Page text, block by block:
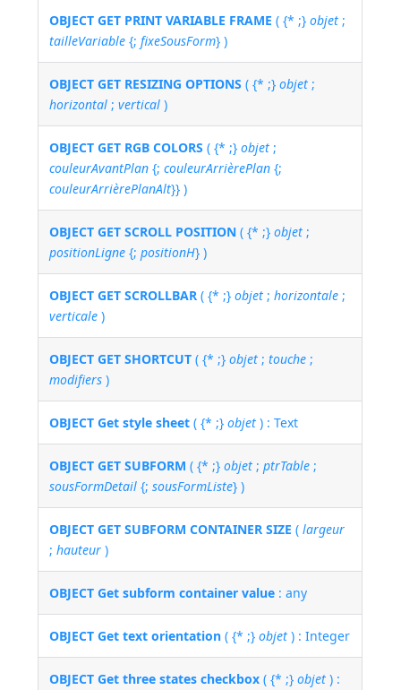
OBJECT GET PRINT VARIABLE FRAME ( {* ;}objet ;
tailleVariable {;fixeSousForm} )
OBJECT GET RESIZING OPTIONS ( {* ;}objet ;
horizontal ;vertical )
OBJECT GET RGB COLORS ( {* ;}objet ;
couleurAvantPlan {;couleurArrièrePlan {;
couleurArrièrePlanAlt}} )
OBJECT GET SCROLL POSITION ( {* ;}objet ;
positionLigne {;positionH} )
OBJECT GET SCROLLBAR ( {* ;}objet ;horizontale ;
verticale )
OBJECT GET SHORTCUT ( {* ;}objet ;touche ;
modifiers )
OBJECT Get style sheet ( {* ;}objet ) : Text
OBJECT GET SUBFORM ( {* ;}objet ;ptrTable ;
sousFormDetail {;sousFormListe} )
OBJECT GET SUBFORM CONTAINER SIZE (largeur
;hauteur )
OBJECT Get subform container value : any
OBJECT Get text orientation ( {* ;}objet ) : Integer
OBJECT Get three states checkbox ( {* ;}objet ) :